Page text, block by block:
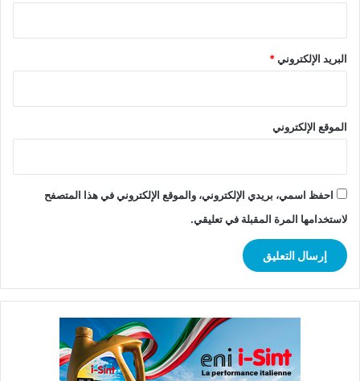
البريد الإلكتروني*
الموقع الإلكتروني
احفظ اسمي، بريدي الإلكتروني، والموقع الإلكتروني في هذا المتصفح
لاستخدامها المرة المقبلة في تعليقي.